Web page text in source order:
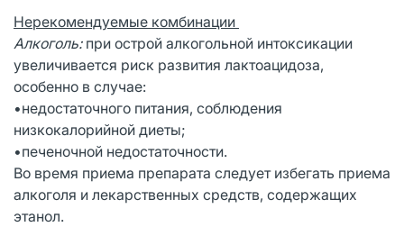
Нерекомендуемые комбинации
Алкоголь: при острой алкогольной интоксикации
увеличивается риск развития лактоацидоза,
особенно в случае:
•недостаточного питания, соблюдения
низкокалорийной диеты;
•печеночной недостаточности.
Во время приема препарата следует избегать приема
алкоголя и лекарственных средств, содержащих
этанол.